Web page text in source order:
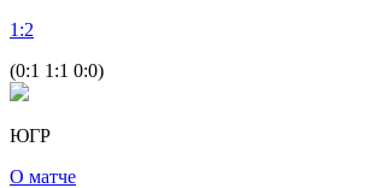
1 :2
(0:1 1:1 0:0)
ЮГР
О матче